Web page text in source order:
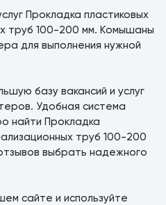
Прокладка пластиковых
труб 100-200 мм. Комышаны
для выполнения нужной
базу вакансий и услуг
Удобная система
найти Прокладка
труб 100-200
выбрать надежного
сайте и используйте